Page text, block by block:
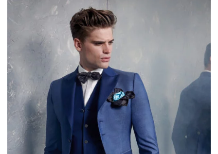
boho (12)
contemporary(25)
Curvy (9)
romantic (75)
Scegli il tuo Stile
A line
(2)